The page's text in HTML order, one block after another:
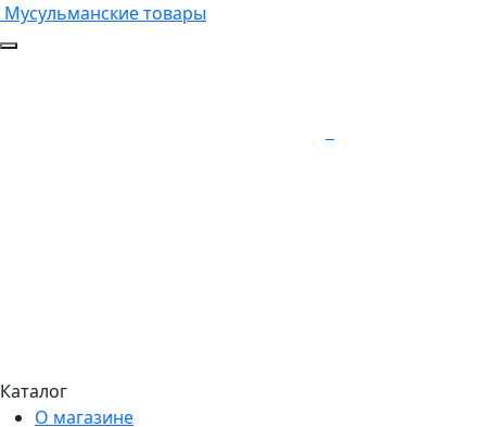
Мусульманские товары
Каталог
О магазине